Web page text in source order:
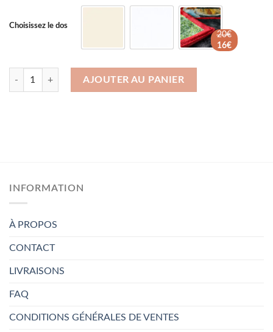
était :
€80.00.€56.00.
Choisissez le dos
20€
16€
quantité de Couverture en peluche Double 200×150 cm
AJOUTER AU PANIER
INFORMATION
À PROPOS
CONTACT
LIVRAISONS
FAQ
CONDITIONS GÉNÉRALES DE VENTES